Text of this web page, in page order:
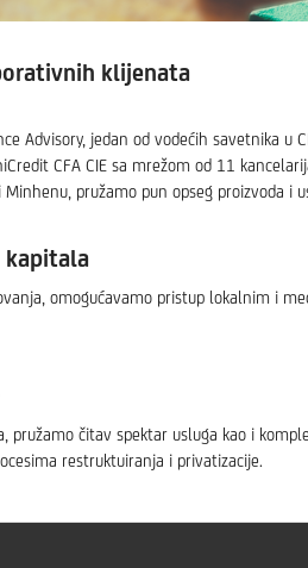
klijenata
Advisory, jedan od vodećih savetnika
CFA CIE sa mrežom od 11
pružamo pun opseg proizvoda i
kapitala
omogućavamo pristup lokalnim i
pružamo čitav spektar usluga kao i
restruktuiranja i privatizacije.